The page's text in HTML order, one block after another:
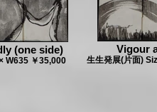
(one side)
W635 ￥35,000
Vigour
生生発展(片面)